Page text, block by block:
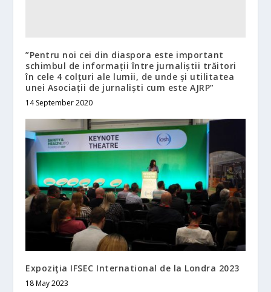
”Pentru noi cei din diaspora este important
schimbul de informații între jurnaliștii trăitori
în cele 4 colțuri ale lumii, de unde și utilitatea
unei Asociații de jurnaliști cum este AJRP”
14 September 2020
Expoziţia IFSEC International de la Londra 2023
18 May 2023